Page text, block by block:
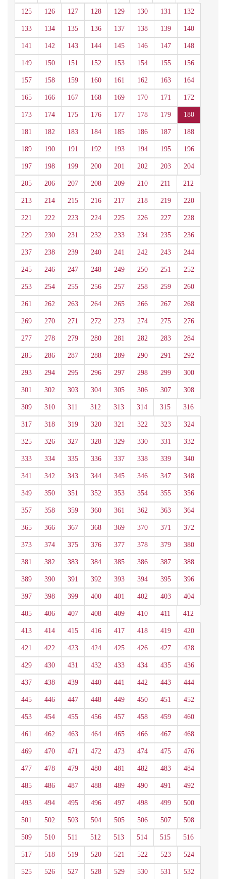
125 126 127 128 129 130 131 132
133 134 135 136 137 138 139 140
141 142 143 144 145 146 147 148
149 150 151 152 153 154 155 156
157 158 159 160 161 162 163 164
165 166 167 168 169 170 171 172
173 174 175 176 177 178 179 180
181 182 183 184 185 186 187 188
189 190 191 192 193 194 195 196
197 198 199 200 201 202 203 204
205 206 207 208 209 210 211 212
213 214 215 216 217 218 219 220
221 222 223 224 225 226 227 228
229 230 231 232 233 234 235 236
237 238 239 240 241 242 243 244
245 246 247 248 249 250 251 252
253 254 255 256 257 258 259 260
261 262 263 264 265 266 267 268
269 270 271 272 273 274 275 276
277 278 279 280 281 282 283 284
285 286 287 288 289 290 291 292
293 294 295 296 297 298 299 300
301 302 303 304 305 306 307 308
309 310 311 312 313 314 315 316
317 318 319 320 321 322 323 324
325 326 327 328 329 330 331 332
333 334 335 336 337 338 339 340
341 342 343 344 345 346 347 348
349 350 351 352 353 354 355 356
357 358 359 360 361 362 363 364
365 366 367 368 369 370 371 372
373 374 375 376 377 378 379 380
381 382 383 384 385 386 387 388
389 390 391 392 393 394 395 396
397 398 399 400 401 402 403 404
405 406 407 408 409 410 411 412
413 414 415 416 417 418 419 420
421 422 423 424 425 426 427 428
429 430 431 432 433 434 435 436
437 438 439 440 441 442 443 444
445 446 447 448 449 450 451 452
453 454 455 456 457 458 459 460
461 462 463 464 465 466 467 468
469 470 471 472 473 474 475 476
477 478 479 480 481 482 483 484
485 486 487 488 489 490 491 492
493 494 495 496 497 498 499 500
501 502 503 504 505 506 507 508
509 510 511 512 513 514 515 516
517 518 519 520 521 522 523 524
525 526 527 528 529 530 531 532